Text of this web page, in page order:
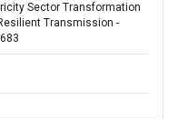
Sector Transformation
Transmission -